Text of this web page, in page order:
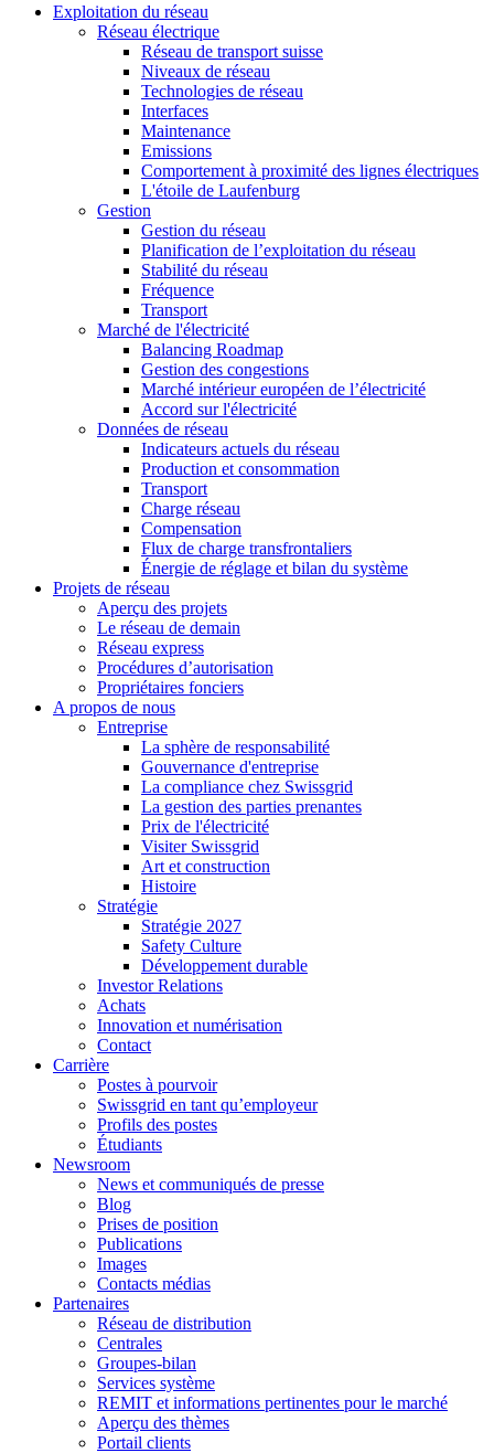
Exploitation du réseau
Réseau électrique
Réseau de transport suisse
Niveaux de réseau
Technologies de réseau
Interfaces
Maintenance
Emissions
Comportement à proximité des lignes électriques
L'étoile de Laufenburg
Gestion
Gestion du réseau
Planification de l’exploitation du réseau
Stabilité du réseau
Fréquence
Transport
Marché de l'électricité
Balancing Roadmap
Gestion des congestions
Marché intérieur européen de l’électricité
Accord sur l'électricité
Données de réseau
Indicateurs actuels du réseau
Production et consommation
Transport
Charge réseau
Compensation
Flux de charge transfrontaliers
Énergie de réglage et bilan du système
Projets de réseau
Aperçu des projets
Le réseau de demain
Réseau express
Procédures d’autorisation
Propriétaires fonciers
A propos de nous
Entreprise
La sphère de responsabilité
Gouvernance d'entreprise
La compliance chez Swissgrid
La gestion des parties prenantes
Prix de l'électricité
Visiter Swissgrid
Art et construction
Histoire
Stratégie
Stratégie 2027
Safety Culture
Développement durable
Investor Relations
Achats
Innovation et numérisation
Contact
Carrière
Postes à pourvoir
Swissgrid en tant qu’employeur
Profils des postes
Étudiants
Newsroom
News et communiqués de presse
Blog
Prises de position
Publications
Images
Contacts médias
Partenaires
Réseau de distribution
Centrales
Groupes-bilan
Services système
REMIT et informations pertinentes pour le marché
Aperçu des thèmes
Portail clients